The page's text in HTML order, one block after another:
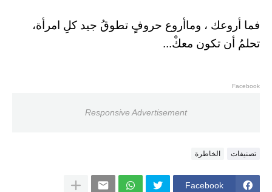
فما أروعك ، وماأروع حروفٍ تطوقُ جيد كلِ امرأة،
تحلمُ أن تكون معكْ...
Facebook
Responsive Advertisement
تصنيفات الخاطرة
Facebook